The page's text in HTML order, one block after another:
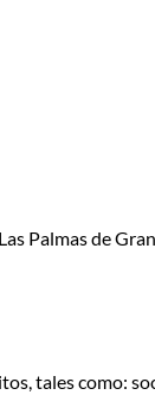
Palmas de
tales como: